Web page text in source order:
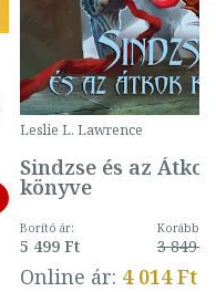
Leslie L. Lawrence
Sindzse és az Átkok
könyve
Borító ár:
5 499 Ft
Korábbi
3 849 Ft
Online ár: 4 014 Ft